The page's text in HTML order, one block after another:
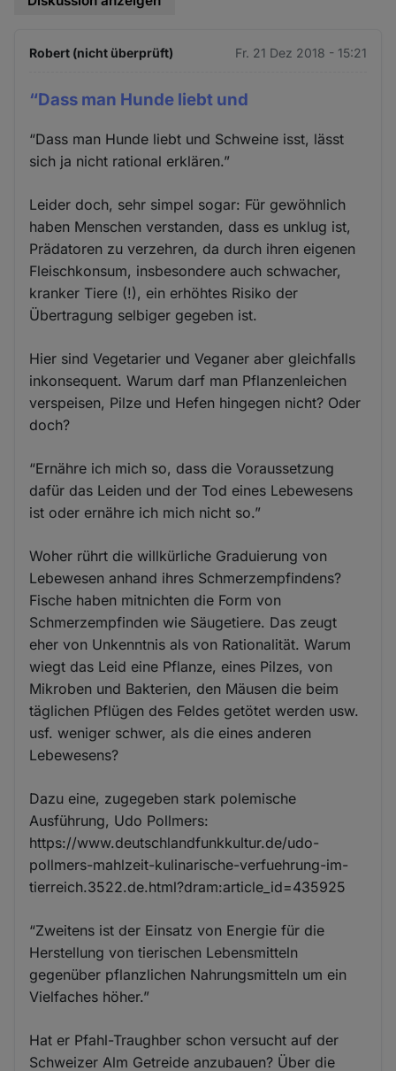
Robert (nicht überprüft) Fr. 21 Dez 2018 - 15:21
“Dass man Hunde liebt und
“Dass man Hunde liebt und Schweine isst, lässt
sich ja nicht rational erklären.”
Leider doch, sehr simpel sogar: Für gewöhnlich
haben Menschen verstanden, dass es unklug ist,
Prädatoren zu verzehren, da durch ihren eigenen
Fleischkonsum, insbesondere auch schwacher,
kranker Tiere (!), ein erhöhtes Risiko der
Übertragung selbiger gegeben ist.
Hier sind Vegetarier und Veganer aber gleichfalls
inkonsequent. Warum darf man Pflanzenleichen
verspeisen, Pilze und Hefen hingegen nicht? Oder
doch?
“Ernähre ich mich so, dass die Voraussetzung
dafür das Leiden und der Tod eines Lebewesens
ist oder ernähre ich mich nicht so.”
Woher rührt die willkürliche Graduierung von
Lebewesen anhand ihres Schmerzempfindens?
Fische haben mitnichten die Form von
Schmerzempfinden wie Säugetiere. Das zeugt
eher von Unkenntnis als von Rationalität. Warum
wiegt das Leid eine Pflanze, eines Pilzes, von
Mikroben und Bakterien, den Mäusen die beim
täglichen Pflügen des Feldes getötet werden usw.
usf. weniger schwer, als die eines anderen
Lebewesens?
Dazu eine, zugegeben stark polemische
Ausführung, Udo Pollmers:
https://www.deutschlandfunkkultur.de/udo-
pollmers-mahlzeit-kulinarische-verfuehrung-im-
tierreich.3522.de.html?dram:article_id=435925
“Zweitens ist der Einsatz von Energie für die
Herstellung von tierischen Lebensmitteln
gegenüber pflanzlichen Nahrungsmitteln um ein
Vielfaches höher.”
Hat er Pfahl-Traughber schon versucht auf der
Schweizer Alm Getreide anzubauen? Über die